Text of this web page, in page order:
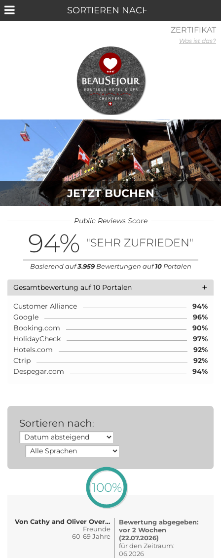
JETZT BUCHEN
Public Reviews Score
94% "SEHR ZUFRIEDEN"
Basierend auf3.959Bewertungen auf10Portalen
+
Gesamtbewertung auf 10 Portalen
Customer Alliance
94%
Google
96%
Booking.com
90%
HolidayCheck
97%
Hotels.com
92%
Ctrip
92%
Despegar.com
94%
Sortieren nach:
100%
Von Cathy and Oliver Overstall
Freunde
60-69 Jahre
Bewertung abgegeben:
vor 2 Wochen
(22.07.2026)
für den Zeitraum:
06.2026
ZERTIFIKAT
Was ist das?